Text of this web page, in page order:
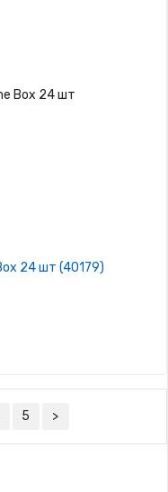
24 шт (40179)
5 >